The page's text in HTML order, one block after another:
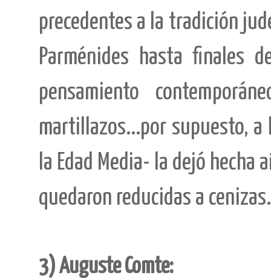
precedentes a la tradición
Parménides hasta finales
pensamiento
martillazos...por supuesto,
la Edad Media- la dejó
quedaron reducidas a
3) Auguste Comte: